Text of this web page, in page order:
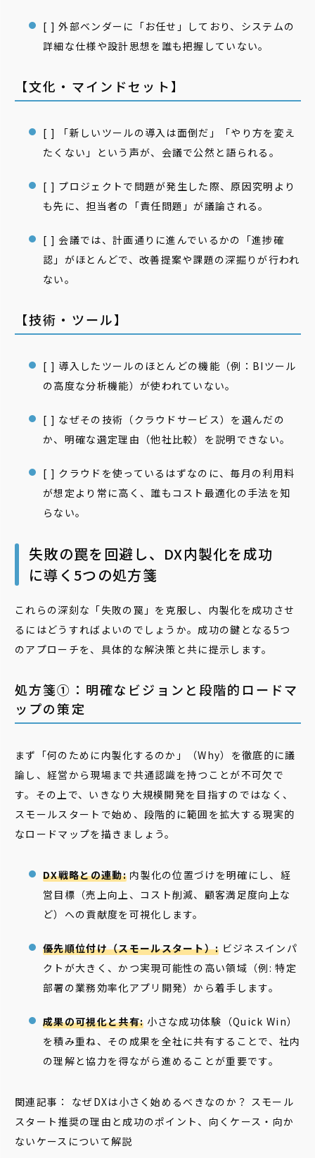
[ ] 外部ベンダーに「お任せ」しており、システムの
詳細な仕様や設計思想を誰も把握していない。
【文化・マインドセット】
[ ] 「新しいツールの導入は面倒だ」「やり方を変え
たくない」という声が、会議で公然と語られる。
[ ] プロジェクトで問題が発生した際、原因究明より
も先に、担当者の「責任問題」が議論される。
[ ] 会議では、計画通りに進んでいるかの「進捗確
認」がほとんどで、改善提案や課題の深掘りが行われ
ない。
【技術・ツール】
[ ] 導入したツールのほとんどの機能（例：BIツール
の高度な分析機能）が使われていない。
[ ] なぜその技術（クラウドサービス）を選んだの
か、明確な選定理由（他社比較）を説明できない。
[ ] クラウドを使っているはずなのに、毎月の利用料
が想定より常に高く、誰もコスト最適化の手法を知
らない。
失敗の罠を回避し、DX内製化を成功
に導く5つの処方箋
これらの深刻な「失敗の罠」を克服し、内製化を成功させ
るにはどうすればよいのでしょうか。成功の鍵となる5つ
のアプローチを、具体的な解決策と共に提示します。
処方箋①：明確なビジョンと段階的ロードマ
ップの策定
まず「何のために内製化するのか」（Why）を徹底的に議
論し、経営から現場まで共通認識を持つことが不可欠で
す。その上で、いきなり大規模開発を目指すのではなく、
スモールスタートで始め、段階的に範囲を拡大する現実的
なロードマップを描きましょう。
DX戦略との連動:内製化の位置づけを明確にし、経
営目標（売上向上、コスト削減、顧客満足度向上な
ど）への貢献度を可視化します。
優先順位付け（スモールスタート）: ビジネスインパ
クトが大きく、かつ実現可能性の高い領域（例: 特定
部署の業務効率化アプリ開発）から着手します。
成果の可視化と共有: 小さな成功体験（Quick Win）
を積み重ね、その成果を全社に共有することで、社内
の理解と協力を得ながら進めることが重要です。
関連記事： なぜDXは小さく始めるべきなのか？ スモール
スタート推奨の理由と成功のポイント、向くケース・向か
ないケースについて解説